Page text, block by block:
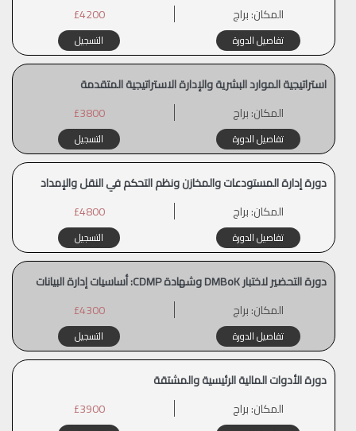
المكان:براج £4200
تفاصيل الدورة التسجيل
استراتيجية الموارد البشرية والإدارة الاستراتيجية المتقدمة
المكان:براج £3800
تفاصيل الدورة التسجيل
دورة إدارة المستودعات والمخازن ونظم التحكم في النقل والإمداد
المكان:براج £4800
تفاصيل الدورة التسجيل
دورة التحضير لاختبار DMBoK وشهادة CDMP: أساسيات إدارة البيانات
المكان:براج £4300
تفاصيل الدورة التسجيل
دورة الأدوات المالية الرئيسية والمشتقة
المكان:براج £3900